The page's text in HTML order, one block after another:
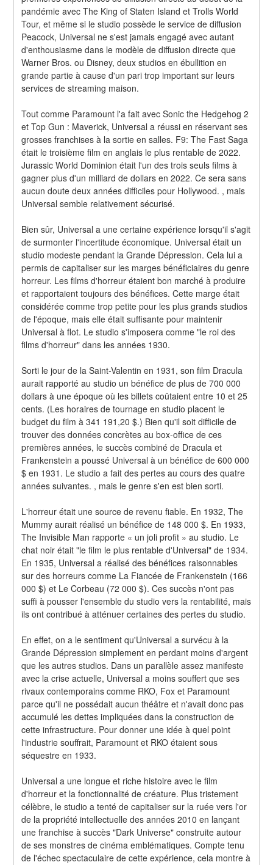
pandémie avec The King of Staten Island et Trolls World
Tour, et même si le studio possède le service de diffusion
Peacock, Universal ne s'est jamais engagé avec autant
d'enthousiasme dans le modèle de diffusion directe que
Warner Bros. ou Disney, deux studios en ébullition en
grande partie à cause d'un pari trop important sur leurs
services de streaming maison.
Tout comme Paramount l'a fait avec Sonic the Hedgehog 2
et Top Gun : Maverick, Universal a réussi en réservant ses
grosses franchises à la sortie en salles. F9: The Fast Saga
était le troisième film en anglais le plus rentable de 2022.
Jurassic World Dominion était l'un des trois seuls films à
gagner plus d'un milliard de dollars en 2022. Ce sera sans
aucun doute deux années difficiles pour Hollywood. , mais
Universal semble relativement sécurisé.
Bien sûr, Universal a une certaine expérience lorsqu'il s'agit
de surmonter l'incertitude économique. Universal était un
studio modeste pendant la Grande Dépression. Cela lui a
permis de capitaliser sur les marges bénéficiaires du genre
horreur. Les films d'horreur étaient bon marché à produire
et rapportaient toujours des bénéfices. Cette marge était
considérée comme trop petite pour les plus grands studios
de l'époque, mais elle était suffisante pour maintenir
Universal à flot. Le studio s'imposera comme "le roi des
films d'horreur" dans les années 1930.
Sorti le jour de la Saint-Valentin en 1931, son film Dracula
aurait rapporté au studio un bénéfice de plus de 700 000
dollars à une époque où les billets coûtaient entre 10 et 25
cents. (Les horaires de tournage en studio placent le
budget du film à 341 191,20 $.) Bien qu'il soit difficile de
trouver des données concrètes au box-office de ces
premières années, le succès combiné de Dracula et
Frankenstein a poussé Universal à un bénéfice de 600 000
$ en 1931. Le studio a fait des pertes au cours des quatre
années suivantes. , mais le genre s'en est bien sorti.
L'horreur était une source de revenu fiable. En 1932, The
Mummy aurait réalisé un bénéfice de 148 000 $. En 1933,
The Invisible Man rapporte « un joli profit » au studio. Le
chat noir était "le film le plus rentable d'Universal" de 1934.
En 1935, Universal a réalisé des bénéfices raisonnables
sur des horreurs comme La Fiancée de Frankenstein (166
000 $) et Le Corbeau (72 000 $). Ces succès n'ont pas
suffi à pousser l'ensemble du studio vers la rentabilité, mais
ils ont contribué à atténuer certaines des pertes du studio.
En effet, on a le sentiment qu'Universal a survécu à la
Grande Dépression simplement en perdant moins d'argent
que les autres studios. Dans un parallèle assez manifeste
avec la crise actuelle, Universal a moins souffert que ses
rivaux contemporains comme RKO, Fox et Paramount
parce qu'il ne possédait aucun théâtre et n'avait donc pas
accumulé les dettes impliquées dans la construction de
cette infrastructure. Pour donner une idée à quel point
l'industrie souffrait, Paramount et RKO étaient sous
séquestre en 1933.
Universal a une longue et riche histoire avec le film
d'horreur et la fonctionnalité de créature. Plus tristement
célèbre, le studio a tenté de capitaliser sur la ruée vers l'or
de la propriété intellectuelle des années 2010 en lançant
une franchise à succès "Dark Universe" construite autour
de ses monstres de cinéma emblématiques. Compte tenu
de l'échec spectaculaire de cette expérience, cela montre à